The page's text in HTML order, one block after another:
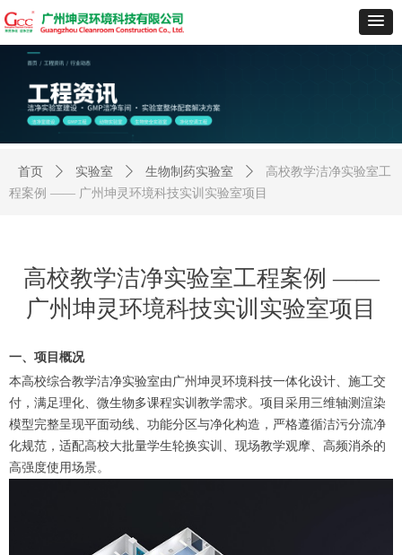
高校教学洁净实验室工程案例 ——
广州坤灵环境科技实训实验室项目
一、项目概况
本高校综合教学洁净实验室由广州坤灵环境科技一体化设计、施工交
付，满足理化、微生物多课程实训教学需求。项目采用三维轴测渲染
模型完整呈现平面动线、功能分区与净化构造，严格遵循洁污分流净
化规范，适配高校大批量学生轮换实训、现场教学观摩、高频消杀的
高强度使用场景。
首页 ꄲ 实验室 ꄲ 生物制药实验室 ꄲ
高校教学洁净实验室工
程案例 —— 广州坤灵环境科技实训实验室项目